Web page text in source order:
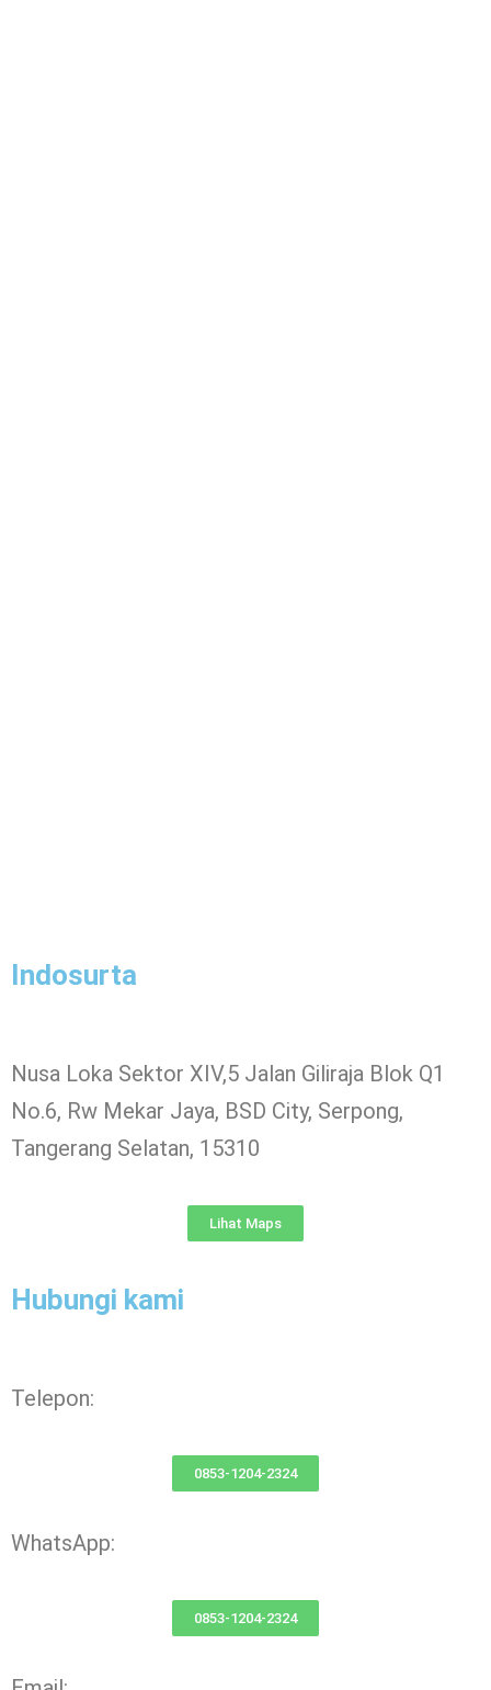
Indosurta
Nusa Loka Sektor XIV,5 Jalan Giliraja Blok Q1
No.6, Rw Mekar Jaya, BSD City, Serpong,
Tangerang Selatan, 15310
Lihat Maps
Hubungi kami
Telepon:
0853-1204-2324
WhatsApp:
0853-1204-2324